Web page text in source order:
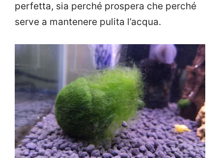
perfetta, sia perché prospera che perché
serve a mantenere pulita l’acqua.